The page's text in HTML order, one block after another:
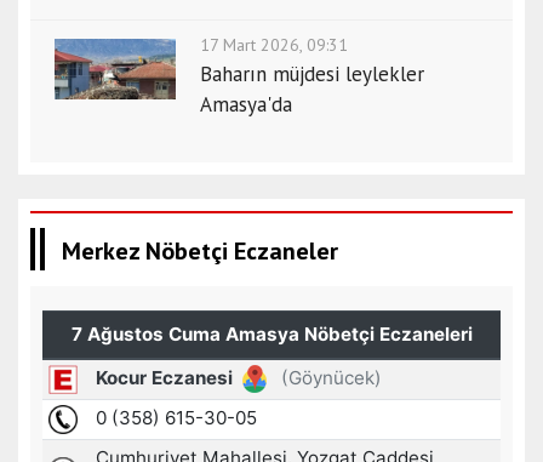
17 Mart 2026, 09:31
Baharın müjdesi leylekler
Amasya'da
Merkez Nöbetçi Eczaneler